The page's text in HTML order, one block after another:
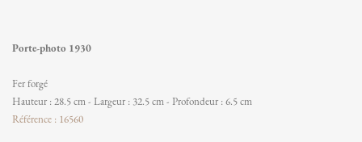
Porte-photo 1930
Fer forgé
Hauteur : 28.5 cm - Largeur : 32.5 cm - Profondeur : 6.5 cm
Référence : 16560